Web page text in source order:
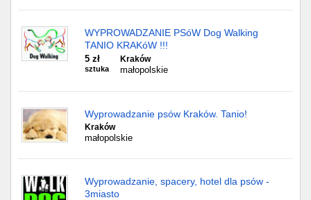
WYPROWADZANIE PSóW Dog Walking
TANIO KRAKóW !!!
5 zł
sztuka
Kraków
małopolskie
Wyprowadzanie psów Kraków. Tanio!
Kraków
małopolskie
Wyprowadzanie, spacery, hotel dla psów -
3miasto